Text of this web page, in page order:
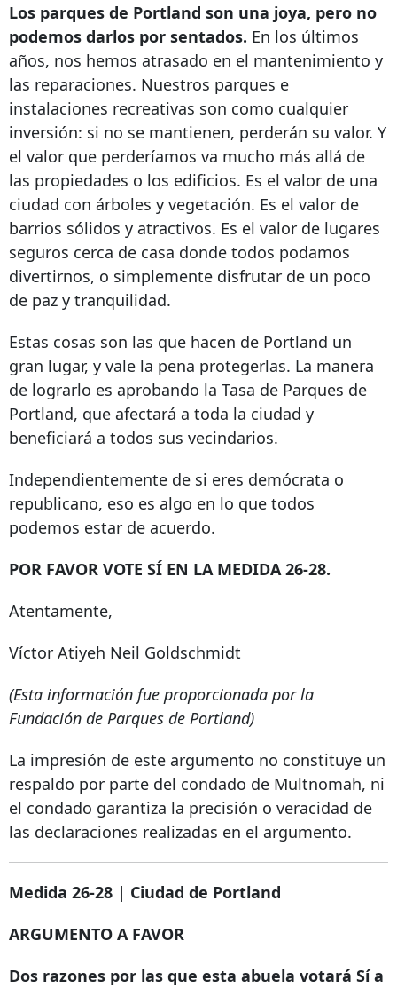
Los parques de Portland son una joya, pero no
podemos darlos por sentados. En los últimos
años, nos hemos atrasado en el mantenimiento y
las reparaciones. Nuestros parques e
instalaciones recreativas son como cualquier
inversión: si no se mantienen, perderán su valor. Y
el valor que perderíamos va mucho más allá de
las propiedades o los edificios. Es el valor de una
ciudad con árboles y vegetación. Es el valor de
barrios sólidos y atractivos. Es el valor de lugares
seguros cerca de casa donde todos podamos
divertirnos, o simplemente disfrutar de un poco
de paz y tranquilidad.
Estas cosas son las que hacen de Portland un
gran lugar, y vale la pena protegerlas. La manera
de lograrlo es aprobando la Tasa de Parques de
Portland, que afectará a toda la ciudad y
beneficiará a todos sus vecindarios.
Independientemente de si eres demócrata o
republicano, eso es algo en lo que todos
podemos estar de acuerdo.
POR FAVOR VOTE SÍ EN LA MEDIDA 26-28.
Atentamente,
Víctor Atiyeh Neil Goldschmidt
(Esta información fue proporcionada por la
Fundación de Parques de Portland)
La impresión de este argumento no constituye un
respaldo por parte del condado de Multnomah, ni
el condado garantiza la precisión o veracidad de
las declaraciones realizadas en el argumento.
Medida 26-28 | Ciudad de Portland
ARGUMENTO A FAVOR
Dos razones por las que esta abuela votará Sí a